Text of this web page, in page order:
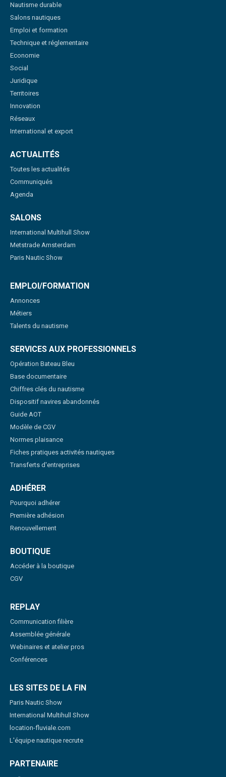
Nautisme durable
Salons nautiques
Emploi et formation
Technique et réglementaire
Economie
Social
Juridique
Territoires
Innovation
Réseaux
International et export
ACTUALITÉS
Toutes les actualités
Communiqués
Agenda
SALONS
International Multihull Show
Metstrade Amsterdam
Paris Nautic Show
EMPLOI/FORMATION
Annonces
Métiers
Talents du nautisme
SERVICES AUX PROFESSIONNELS
Opération Bateau Bleu
Base documentaire
Chiffres clés du nautisme
Dispositif navires abandonnés
Guide AOT
Modèle de CGV
Normes plaisance
Fiches pratiques activités nautiques
Transferts d'entreprises
ADHÉRER
Pourquoi adhérer
Première adhésion
Renouvellement
BOUTIQUE
Accéder à la boutique
CGV
REPLAY
Communication filière
Assemblée générale
Webinaires et atelier pros
Conférences
LES SITES DE LA FIN
Paris Nautic Show
International Multihull Show
location-fluviale.com
L'équipe nautique recrute
PARTENAIRE